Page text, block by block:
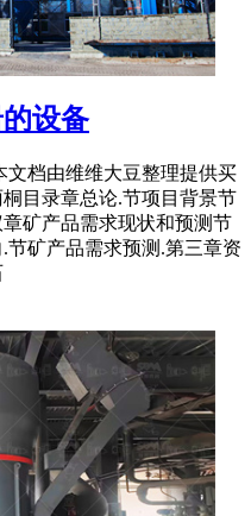
设备
文档由维维大豆整理提供买
目录章总论.节项目背景节
矿产品需求现状和预测节
矿产品需求预测.第三章资